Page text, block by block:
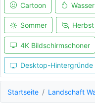
Cartoon Wasser
Sommer Herbst
4K Bildschirmschoner
Desktop-Hintergründe
Startseite Landschaft